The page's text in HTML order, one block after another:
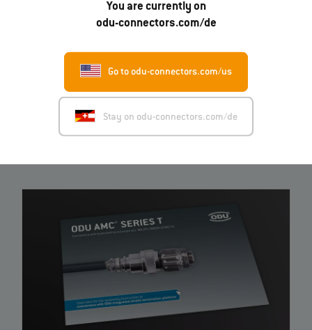
You are currently on
odu-connectors.com/de
Go to odu-connectors.com/us
Stay on odu-connectors.com/de